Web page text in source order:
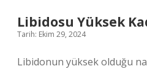
Libidosu Yüksek
Tarih: Ekim 29, 2024
Libidonun yüksek olduğu